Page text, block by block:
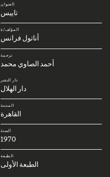
العنوان
تاييس
المؤلف/ة
أناتول فرانس
ترجمة
أحمد الصاوي محمد
دار النشر
دار الهلال
المدينة
القاهرة
السنة
1970
الطبعة
الطبعة الأولى